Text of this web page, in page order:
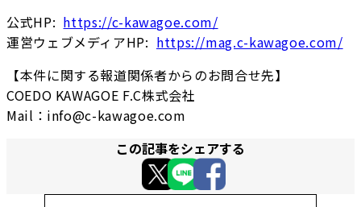
公式HP: https://c-kawagoe.com/
運営ウェブメディアHP: https://mag.c-kawagoe.com/
【本件に関する報道関係者からのお問合せ先】
COEDO KAWAGOE F.C株式会社
Mail：info@c-kawagoe.com
この記事をシェアする